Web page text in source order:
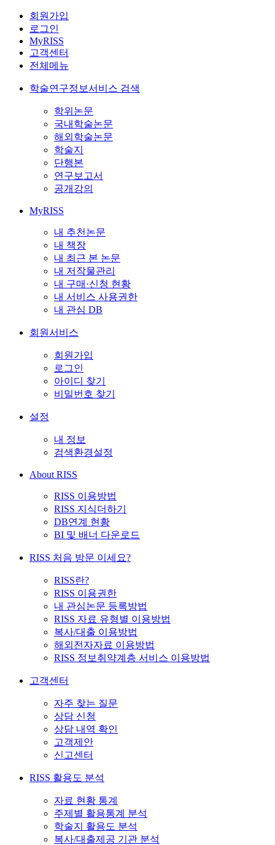
회원가입
로그인
MyRISS
고객센터
전체메뉴
학술연구정보서비스 검색
학위논문
국내학술논문
해외학술논문
학술지
단행본
연구보고서
공개강의
MyRISS
내 추천논문
내 책장
내 최근 본 논문
내 저작물관리
내 구매·신청 현황
내 서비스 사용권한
내 관심 DB
회원서비스
회원가입
로그인
아이디 찾기
비밀번호 찾기
설정
내 정보
검색환경설정
About RISS
RISS 이용방법
RISS 지식더하기
DB연계 현황
BI 및 배너 다운로드
RISS 처음 방문 이세요?
RISS란?
RISS 이용권한
내 관심논문 등록방법
RISS 자료 유형별 이용방법
복사/대출 이용방법
해외전자자료 이용방법
RISS 정보취약계층 서비스 이용방법
고객센터
자주 찾는 질문
상담 신청
상담 내역 확인
고객제안
신고센터
RISS 활용도 분석
자료 현황 통계
주제별 활용통계 분석
학술지 활용도 분석
복사/대출제공 기관 분석